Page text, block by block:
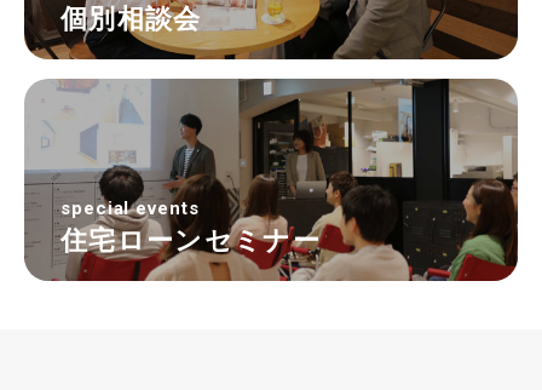
個別相談会
special events
住宅ローンセミナー